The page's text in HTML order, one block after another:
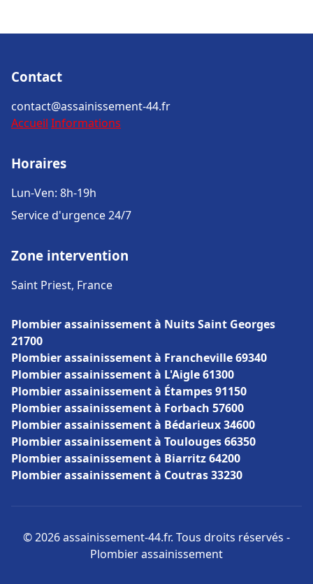
Contact
contact@assainissement-44.fr
Accueil Informations
Horaires
Lun-Ven: 8h-19h
Service d'urgence 24/7
Zone intervention
Saint Priest, France
Plombier assainissement à Nuits Saint Georges
21700
Plombier assainissement à Francheville 69340
Plombier assainissement à L'Aigle 61300
Plombier assainissement à Étampes 91150
Plombier assainissement à Forbach 57600
Plombier assainissement à Bédarieux 34600
Plombier assainissement à Toulouges 66350
Plombier assainissement à Biarritz 64200
Plombier assainissement à Coutras 33230
© 2026 assainissement-44.fr. Tous droits réservés -
Plombier assainissement